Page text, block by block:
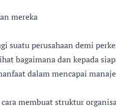
mereka
suatu perusahaan demi
bagaimana dan kepada
dalam mencapai
membuat struktur